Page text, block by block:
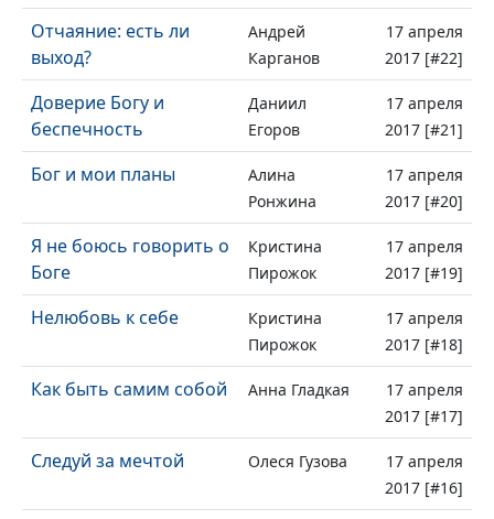
Отчаяние: есть ли
выход?
Андрей
Карганов
17 апреля
2017 [#22]
Доверие Богу и
беспечность
Даниил
Егоров
17 апреля
2017 [#21]
Бог и мои планы
Алина
Ронжина
17 апреля
2017 [#20]
Я не боюсь говорить о
Боге
Кристина
Пирожок
17 апреля
2017 [#19]
Нелюбовь к себе
Кристина
Пирожок
17 апреля
2017 [#18]
Как быть самим собой Анна Гладкая
17 апреля
2017 [#17]
Следуй за мечтой Олеся Гузова
17 апреля
2017 [#16]